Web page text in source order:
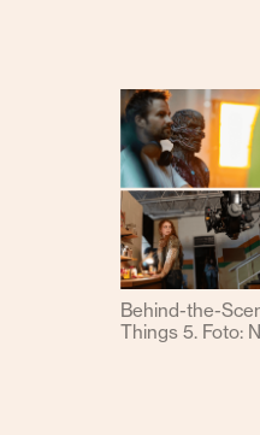
Behind-the-
Things 5. Foto: